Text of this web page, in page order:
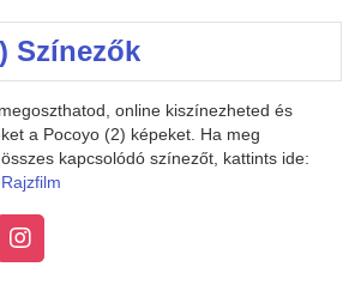
Színezők
online kiszínezheted és
a Pocoyo (2) képeket. Ha meg
kapcsolódó színezőt, kattints ide:
Rajzfilm